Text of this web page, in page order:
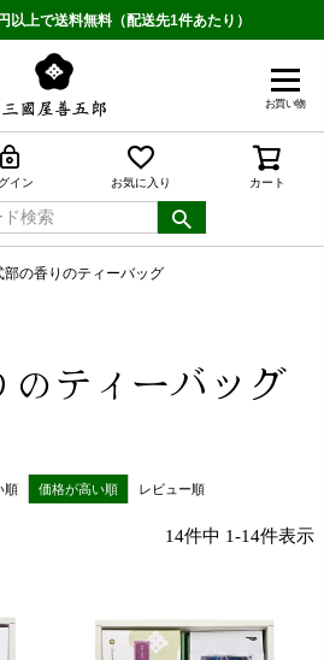
以上で送料無料（配送先1件あたり）
お買い物
イン お気に入り カート
部の香りのティーバッグ
のティーバッグ
順 価格が高い順 レビュー順
14件中 1-14件表示